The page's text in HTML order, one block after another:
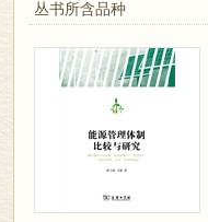
丛书所含品种